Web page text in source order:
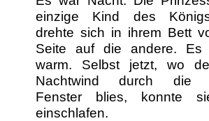
einzige Kind des
drehte sich in ihrem Bett
Seite auf die andere.
warm. Selbst jetzt, wo
Nachtwind durch die
Fenster blies, konnte
einschlafen.